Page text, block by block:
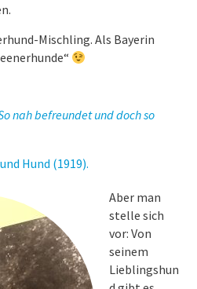
Mischling. Als Bayerin
nah befreundet und doch so
Hund (1919).
Aber man
stelle sich
vor: Von
seinem
Lieblingshun